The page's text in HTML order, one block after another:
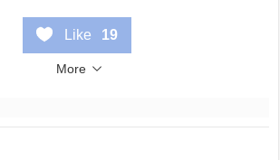
Like 19
More